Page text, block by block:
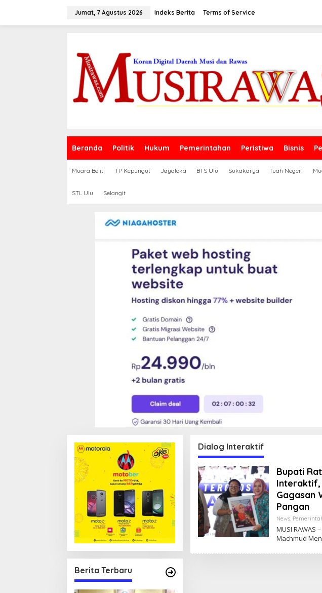
Jumat, 7 Agustus 2026 Indeks Berita Terms of Service
Beranda Politik Hukum Pemerintahan Peristiwa Bisnis
Muara Beliti TP Kepungut Jayaloka BTS Ulu Sukakarya Tuah Negeri
STL Ulu Selangit
Berita Terbaru
Dialog Interaktif
Bupati
Interaktif,
Gagasan
Pangan
News,
MUSI RAWAS
Machmud